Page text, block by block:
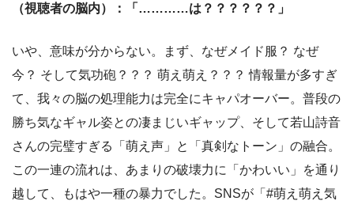
（視聴者の脳内）：「…………は？？？？？？」
いや、意味が分からない。まず、なぜメイド服？ なぜ
今？ そして気功砲？？？ 萌え萌え？？？ 情報量が多すぎ
て、我々の脳の処理能力は完全にキャパオーバー。普段の
勝ち気なギャル姿との凄まじいギャップ、そして若山詩音
さんの完璧すぎる「萌え声」と「真剣なトーン」の融合。
この一連の流れは、あまりの破壊力に「かわいい」を通り
越して、もはや一種の暴力でした。SNSが「#萌え萌え気